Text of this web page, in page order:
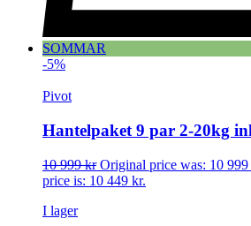
SOMMAR
-5%
Pivot
Hantelpaket 9 par 2-20kg
10 999kr Original price was: 10 999
price is: 10 449 kr.
I lager